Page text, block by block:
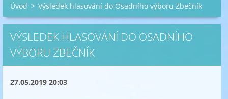
Úvod > Výsledek hlasování do Osadního výboru Zbečník
VÝSLEDEK HLASOVÁNÍ DO OSADNÍHO
VÝBORU ZBEČNÍK
27.05.2019 20:03